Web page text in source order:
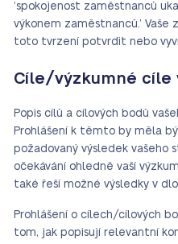
‘spokojenost zaměstnanců
výkonem zaměstnanců.’
toto tvrzení potvrdit nebo
Cíle/výzkumné cíle
Popis cílů a cílových bodů
Prohlášení k těmto by měla
požadovaný výsledek vašeho
očekávání ohledně vaší
také řeší možné výsledky v
Prohlášení o cílech/cílových
tom, jak popisují relevantní